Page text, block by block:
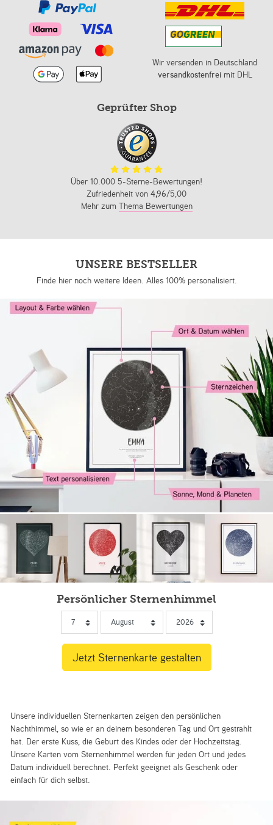
Wir versenden in Deutschland
versandkostenfreimit DHL
Geprüfter Shop
Über 10.000 5-Sterne-Bewertungen!
Zufriedenheit von 4,96/5,00
Mehr zum Thema Bewertungen
UNSERE BESTSELLER
Finde hier noch weitere Ideen. Alles 100% personalisiert.
Persönlicher Sternenhimmel
Unsere individuellen Sternenkarten zeigen den persönlichen
Nachthimmel, so wie er an deinem besonderen Tag und Ort gestrahlt
hat. Der erste Kuss, die Geburt des Kindes oder der Hochzeitstag.
Unsere Karten vom Sternenhimmel werden für jeden Ort und jedes
Datum individuell berechnet. Perfekt geeignet als Geschenk oder
einfach für dich selbst.